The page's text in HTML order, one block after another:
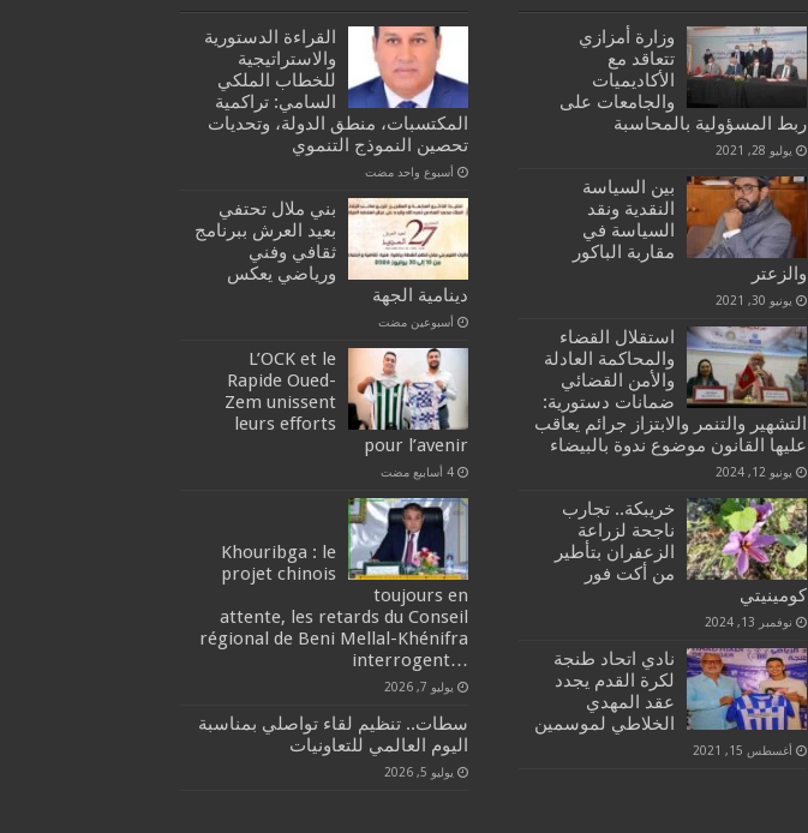
وزارة أمزازي
تتعاقد مع
الأكاديميات
والجامعات على
ربط المسؤولية بالمحاسبة
يوليو 28, 2021
بين السياسة
النقدية ونقد
السياسة في
مقاربة الباكور
والزعتر
يونيو 30, 2021
استقلال القضاء
والمحاكمة العادلة
والأمن القضائي
ضمانات دستورية:
التشهير والتنمر والابتزاز جرائم يعاقب
عليها القانون موضوع ندوة بالبيضاء
يونيو 12, 2024
خريبكة.. تجارب
ناجحة لزراعة
الزعفران بتأطير
من أكت فور
كومينيتي
نوفمبر 13, 2024
نادي اتحاد طنجة
لكرة القدم يجدد
عقد المهدي
الخلاطي لموسمين
أغسطس 15, 2021
القراءة الدستورية
والاستراتيجية
للخطاب الملكي
السامي: تراكمية
المكتسبات، منطق الدولة، وتحديات
تحصين النموذج التنموي
‏أسبوع واحد مضت
بني ملال تحتفي
بعيد العرش ببرنامج
ثقافي وفني
ورياضي يعكس
دينامية الجهة
‏أسبوعين مضت
L’OCK et le
Rapide Oued-
Zem unissent
leurs efforts
pour l’avenir
‏4 أسابيع مضت
Khouribga : le
projet chinois
toujours en
attente, les retards du Conseil
régional de Beni Mellal-Khénifra
…interrogent
يوليو 7, 2026
سطات.. تنظيم لقاء تواصلي بمناسبة
اليوم العالمي للتعاونيات
يوليو 5, 2026